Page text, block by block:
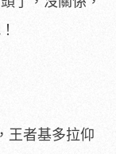
王者基多拉仰